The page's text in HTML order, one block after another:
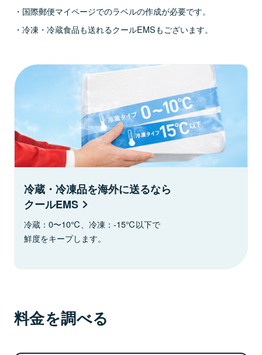
国際郵便マイページでのラベルの作成が必要です。
冷凍・冷蔵食品も送れるクールEMSもございます。
冷蔵・冷凍品を海外に送るなら
クールEMS
冷蔵：0〜10℃、冷凍：-15℃以下で
鮮度をキープします。
料金を調べる